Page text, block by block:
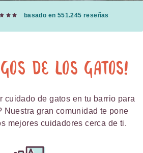
basado en 551.245 reseñas
de los gatos!
cuidado de gatos en tu barrio para
Nuestra gran comunidad te pone
mejores cuidadores cerca de ti.